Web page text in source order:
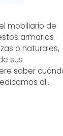
mobiliario de
armarios
o naturales,
sus
saber
al